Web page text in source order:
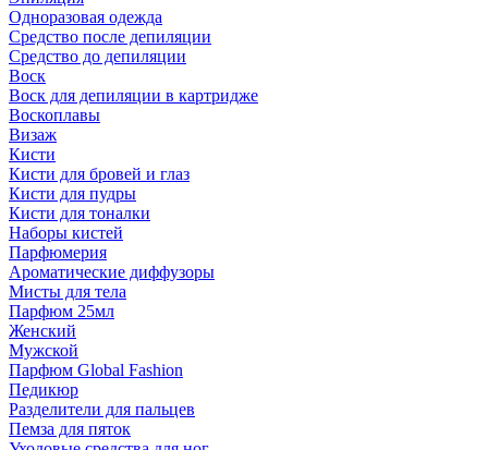
Одноразовая одежда
Средство после депиляции
Средство до депиляции
Воск
Воск для депиляции в картридже
Воскоплавы
Визаж
Кисти
Кисти для бровей и глаз
Кисти для пудры
Кисти для тоналки
Наборы кистей
Парфюмерия
Ароматические диффузоры
Мисты для тела
Парфюм 25мл
Женский
Мужской
Парфюм Global Fashion
Педикюр
Разделители для пальцев
Пемза для пяток